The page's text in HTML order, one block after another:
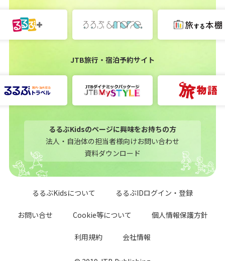
JTB旅行・宿泊予約サイト
るるぶKidsのページに興味をお持ちの方
法人・自治体の担当者様向けお問い合わせ
資料ダウンロード
るるぶKidsについて るるぶIDログイン・登録
お問い合せ Cookie等について 個人情報保護方針
利用規約 会社情報